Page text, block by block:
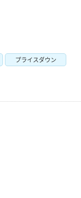
プライスダウン